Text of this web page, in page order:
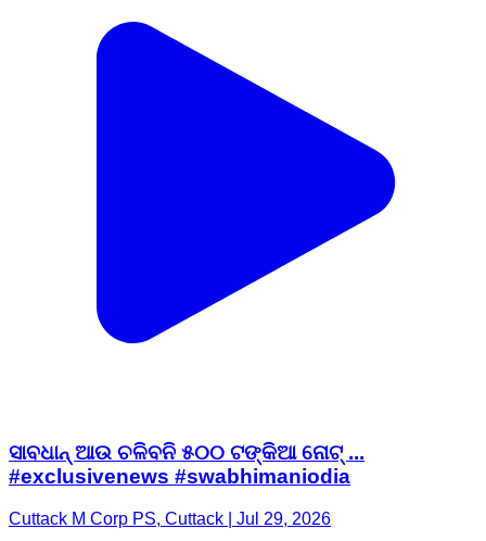
ସାବଧାନ୍ ଆଉ ଚଳିବନି ୫୦୦ ଟଙ୍କିଆ ନୋଟ୍‌ ...
#exclusivenews #swabhimaniodia
Cuttack M Corp PS, Cuttack | Jul 29, 2026